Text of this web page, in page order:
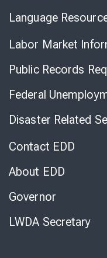
Language
Labor Market
Public Records
Federal
Disaster Related
Contact EDD
About EDD
Governor
LWDA Secretary